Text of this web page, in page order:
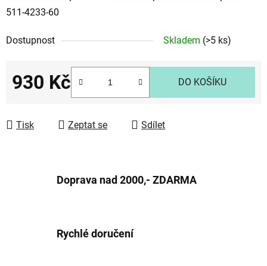
511-4233-60
Dostupnost Skladem (>5 ks)
930 Kč DO KOŠÍKU
Tisk Zeptat se Sdílet
Doprava nad 2000,- ZDARMA
Rychlé doručení